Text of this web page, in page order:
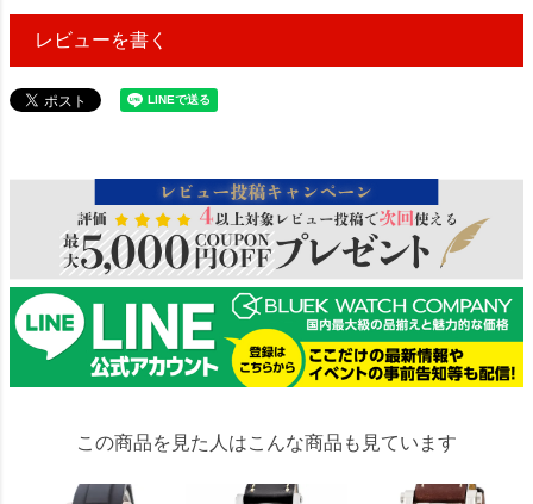
レビューを書く
この商品を見た人はこんな商品も見ています